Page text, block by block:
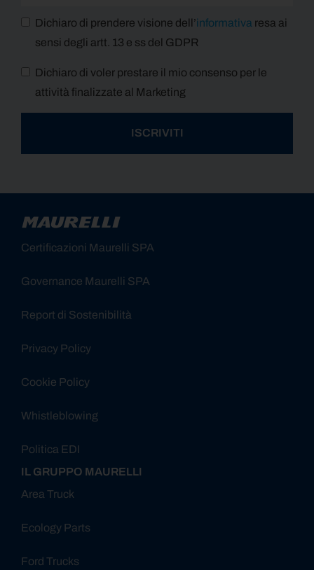
Dichiaro di prendere visione dell’informativa resa ai
sensi degli artt. 13 e ss del GDPR
Dichiaro di voler prestare il mio consenso per le
attività finalizzate al Marketing
ISCRIVITI
Certificazioni Maurelli SPA
Governance Maurelli SPA
Report di Sostenibilità
Privacy Policy
Cookie Policy
Whistleblowing
Politica EDI
IL GRUPPO MAURELLI
Area Truck
Ecology Parts
Ford Trucks